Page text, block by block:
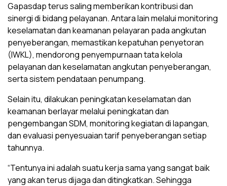
Gapasdap terus saling memberikan kontribusi dan
sinergi di bidang pelayanan. Antara lain melalui monitoring
keselamatan dan keamanan pelayaran pada angkutan
penyeberangan, memastikan kepatuhan penyetoran
(IWKL), mendorong penyempurnaan tata kelola
pelayanan dan keselamatan angkutan penyeberangan,
serta sistem pendataan penumpang.
Selain itu, dilakukan peningkatan keselamatan dan
keamanan berlayar melalui peningkatan dan
pengembangan SDM, monitoring kegiatan di lapangan,
dan evaluasi penyesuaian tarif penyeberangan setiap
tahunnya.
“Tentunya ini adalah suatu kerja sama yang sangat baik
yang akan terus dijaga dan ditingkatkan. Sehingga